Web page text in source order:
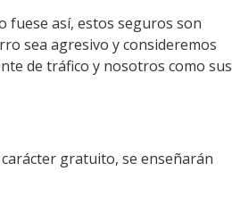
fuese así, estos seguros son
sea agresivo y consideremos
de tráfico y nosotros como sus
gratuito, se enseñarán